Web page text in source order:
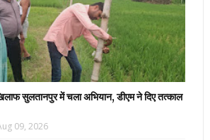
सुलतानपुर में चला अभियान, डीएम ने दिए तत्काल
09, 2026